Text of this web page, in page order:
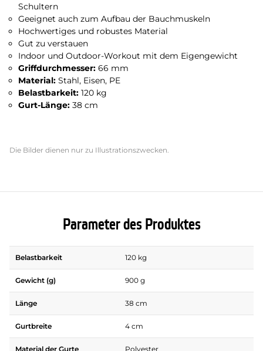
Schultern
Geeignet auch zum Aufbau der Bauchmuskeln
Hochwertiges und robustes Material
Gut zu verstauen
Indoor und Outdoor-Workout mit dem Eigengewicht
Griffdurchmesser:66 mm
Material:Stahl, Eisen, PE
Belastbarkeit:120 kg
Gurt-Länge:38 cm
Die Bilder dienen nur zu Illustrationszwecken.
Parameter des Produktes
Belastbarkeit 120 kg
Gewicht (g) 900 g
Länge 38 cm
Gurtbreite 4 cm
Material der Gurte Polyester